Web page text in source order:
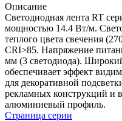
Описание
Светодиодная лента RT
мощностью 14.4 Вт/м.
теплого цвета свечения
CRI>85. Напряжение
мм (3 светодиода).
обеспечивает эффект
для декоративной
рекламных конструкций и
алюминиевый профиль.
Страница серии